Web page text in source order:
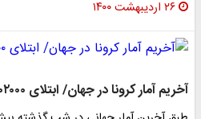
۲۶ اردیبهشت ۱۴۰۰
آخریم آمار کرونا در جهان/ ابتلای ۴۰۲۰۰۰ برزیلی